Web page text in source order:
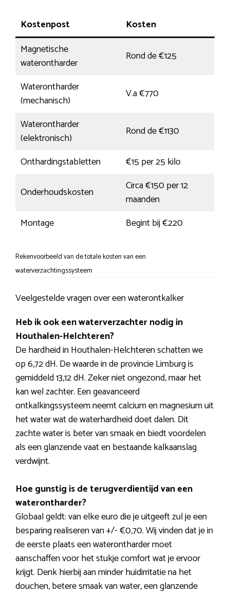
Kostenpost
Kosten
Magnetische
waterontharder
Rond de €125
Waterontharder
(mechanisch)
V.a €770
Waterontharder
(elektronisch)
Rond de €1130
Onthardingstabletten
€15 per 25 kilo
Onderhoudskosten
Circa €150 per 12
maanden
Montage
Begint bij €220
Rekenvoorbeeld van de totale kosten van een
waterverzachtingssysteem
Veelgestelde vragen over een waterontkalker
Heb ik ook een waterverzachter nodig in
Houthalen-Helchteren?
De hardheid in Houthalen-Helchteren schatten we
op 6,72 dH. De waarde in de provincie Limburg is
gemiddeld 13,12 dH. Zeker niet ongezond, maar het
kan wel zachter. Een geavanceerd
ontkalkingssysteem neemt calcium en magnesium uit
het water wat de waterhardheid doet dalen. Dit
zachte water is beter van smaak en biedt voordelen
als een glanzende vaat en bestaande kalkaanslag
verdwijnt.
Hoe gunstig is de terugverdientijd van een
waterontharder?
Globaal geldt: van elke euro die je uitgeeft zul je een
besparing realiseren van +/- €0,70. Wij vinden dat je in
de eerste plaats een waterontharder moet
aanschaffen voor het stukje comfort wat je ervoor
krijgt. Denk hierbij aan minder huidirritatie na het
douchen, betere smaak van water, een glanzende